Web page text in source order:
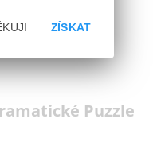
Puzzle
ZÍSKAT